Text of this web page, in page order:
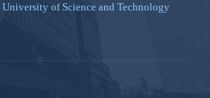
of Science and Technology